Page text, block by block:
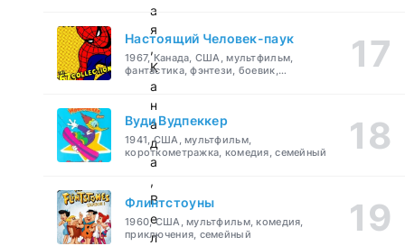
а
я
,
К
а
н
а
д
а
,
В
е
л
Настоящий Человек-паук
1967, Канада, США, мультфильм,
фантастика, фэнтези, боевик,
приключения, семейный
Вуди Вудпеккер
1941, США, мультфильм,
короткометражка, комедия, семейный
Флинтстоуны
1960, США, мультфильм, комедия,
приключения, семейный